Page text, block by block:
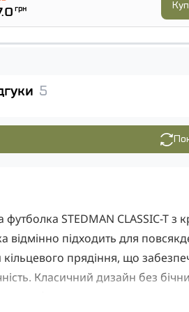
грн
5
футболка STEDMAN CLASSIC-T
відмінно підходить для
прядіння, що
Класичний дизайн без